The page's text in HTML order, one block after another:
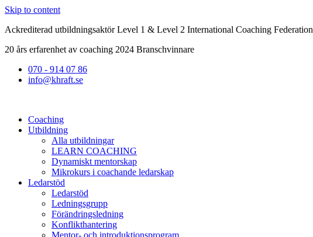
Skip to content
Ackrediterad utbildningsaktör Level 1 & Level 2 International Coaching Federation
20 års erfarenhet av coaching 2024 Branschvinnare
070 - 914 07 86
info@khraft.se
Coaching
Utbildning
Alla utbildningar
LEARN COACHING
Dynamiskt mentorskap
Mikrokurs i coachande ledarskap
Ledarstöd
Ledarstöd
Ledningsgrupp
Förändringsledning
Konflikthantering
Mentor- och introduktionsprogram